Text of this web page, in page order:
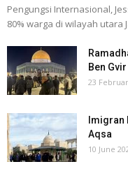
Pengungsi Internasional,
80% warga di wilayah utara
Ben
23
Aqsa
10 June